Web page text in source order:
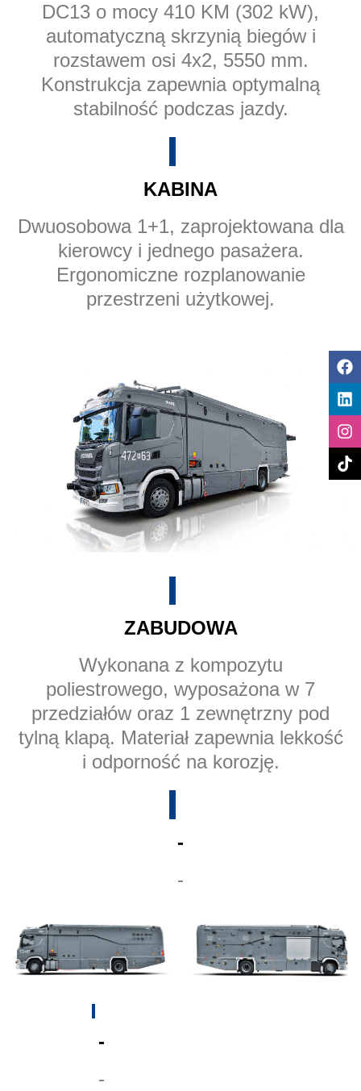
DC13 o mocy 410 KM (302 kW),
automatyczną skrzynią biegów i
rozstawem osi 4x2, 5550 mm.
Konstrukcja zapewnia optymalną
stabilność podczas jazdy.
KABINA
Dwuosobowa 1+1, zaprojektowana dla
kierowcy i jednego pasażera.
Ergonomiczne rozplanowanie
przestrzeni użytkowej.
ZABUDOWA
Wykonana z kompozytu
poliestrowego, wyposażona w 7
przedziałów oraz 1 zewnętrzny pod
tylną klapą. Materiał zapewnia lekkość
i odporność na korozję.
-
-
-
-